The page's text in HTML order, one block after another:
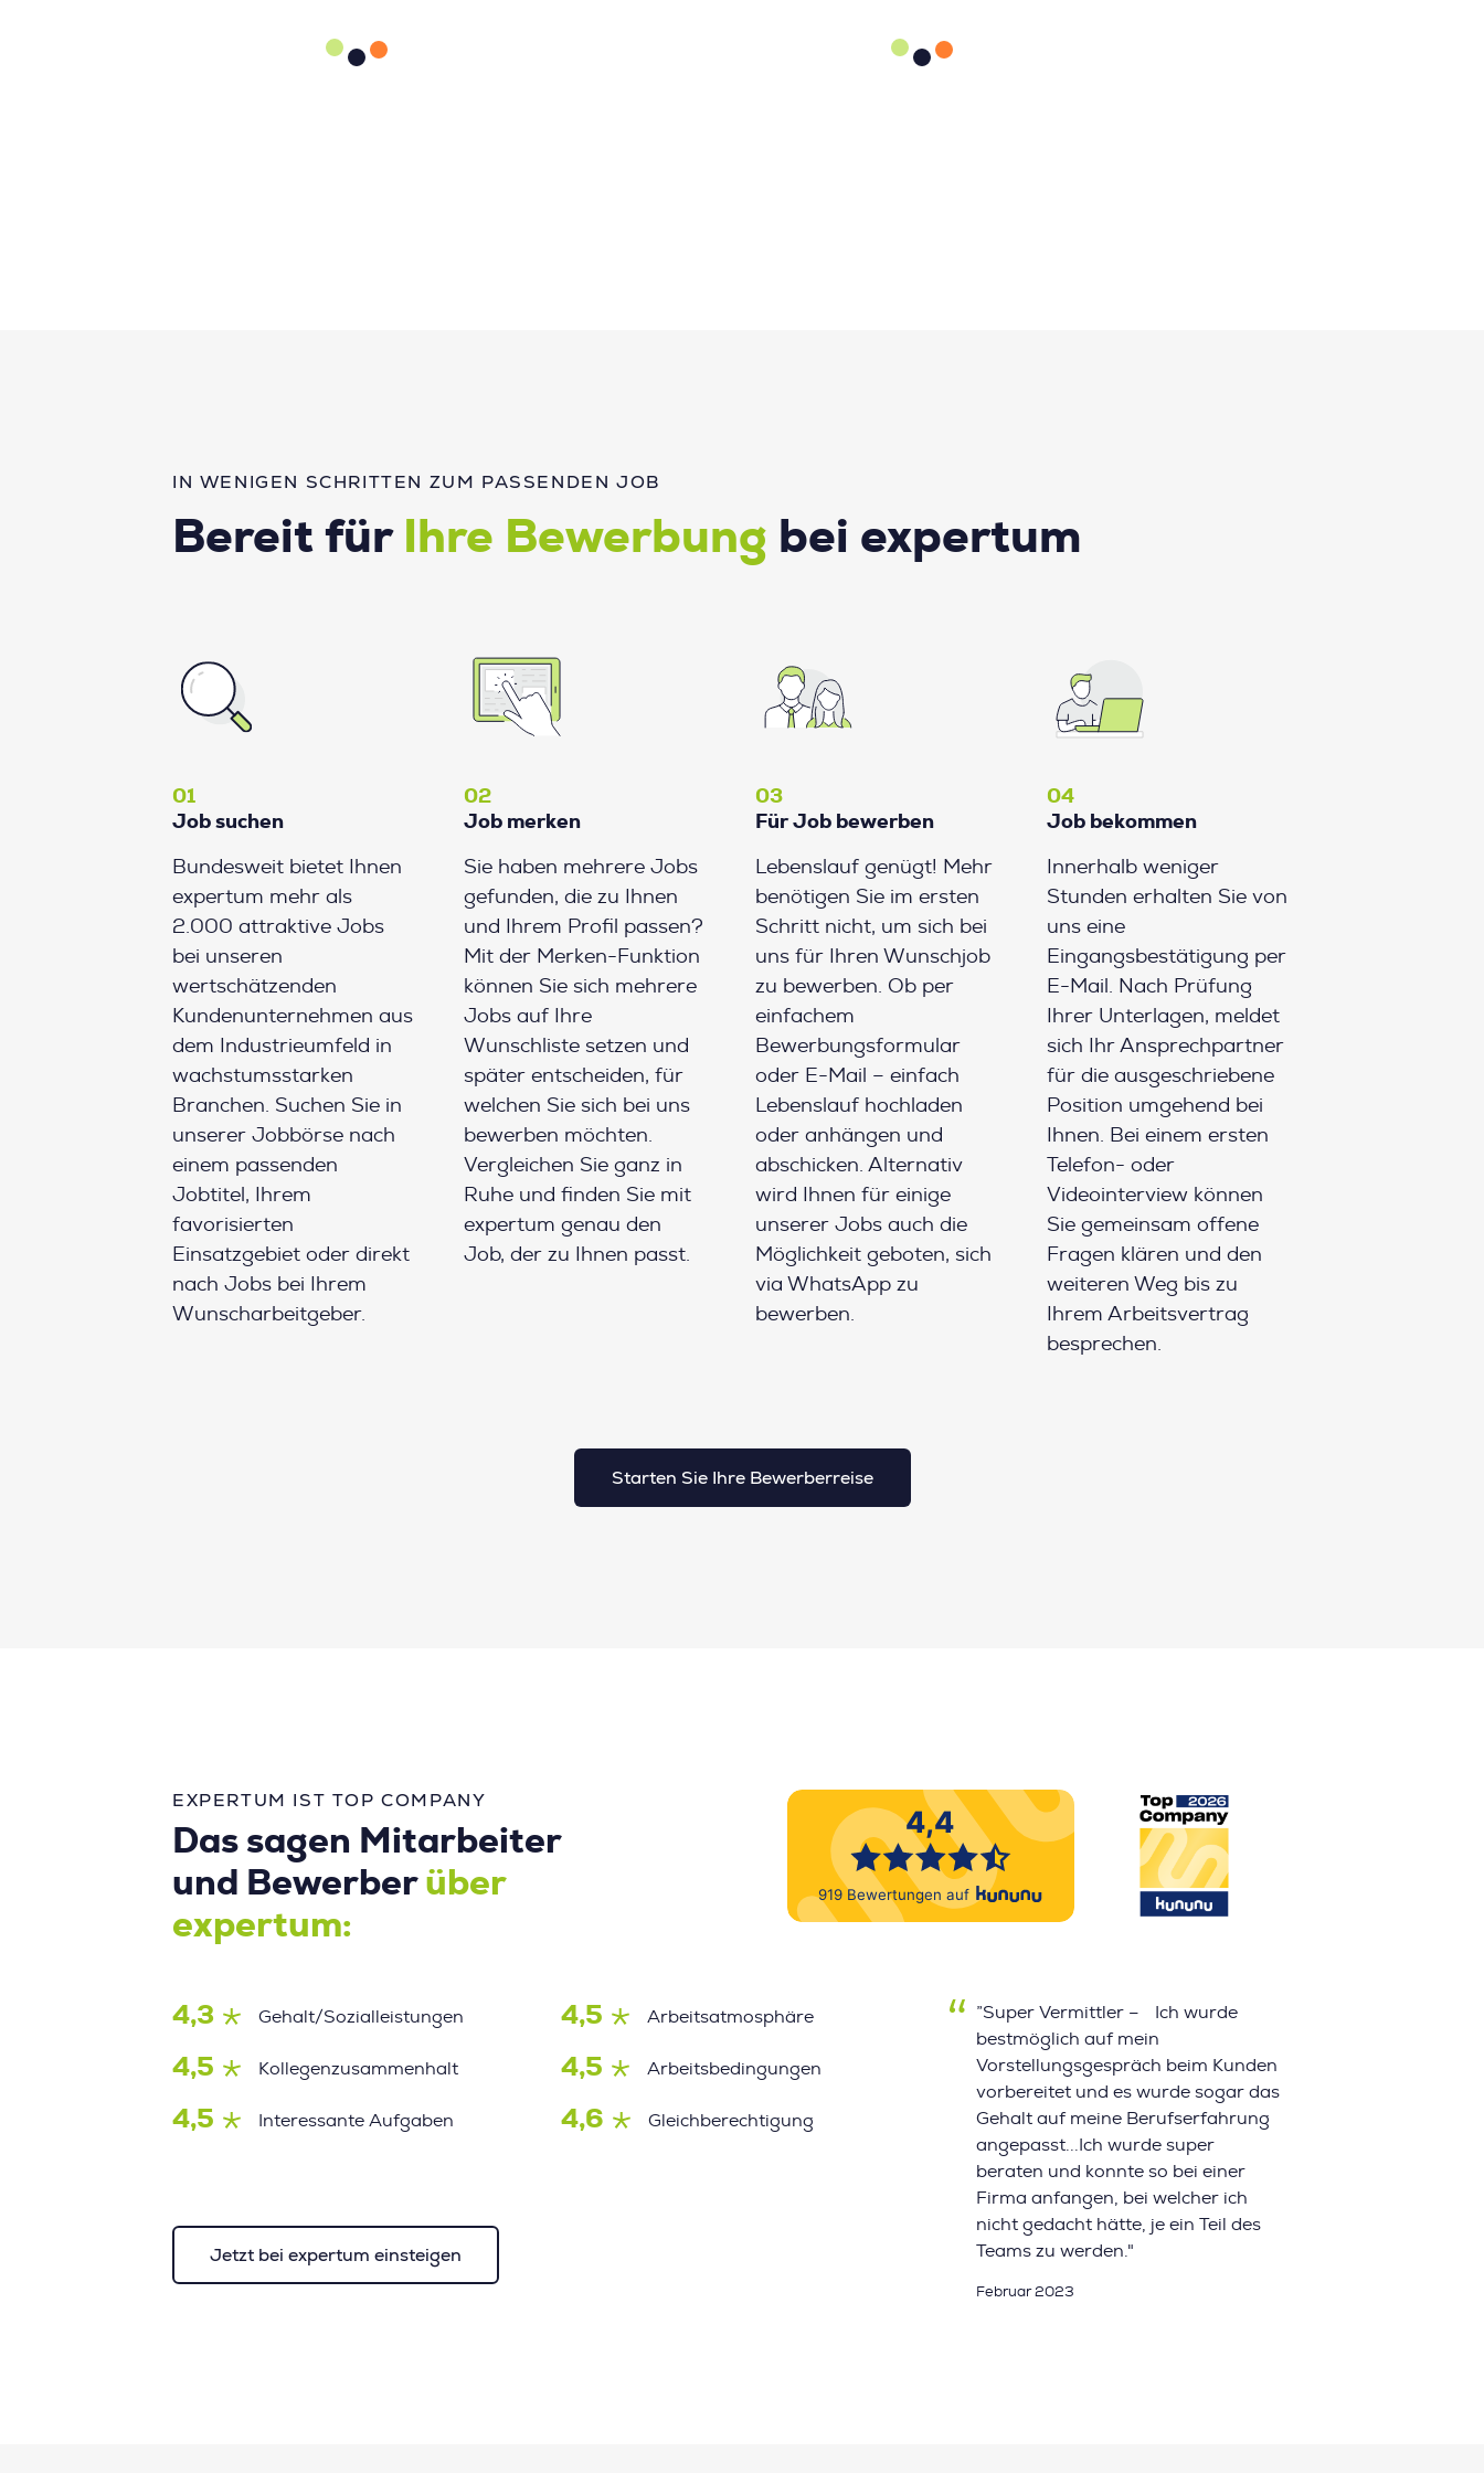
IN WENIGEN SCHRITTEN ZUM PASSENDEN JOB
Bereit für Ihre Bewerbung bei expertum
01
Job suchen
Bundesweit bietet Ihnen
expertum mehr als
2.000 attraktive Jobs
bei unseren
wertschätzenden
Kundenunternehmen aus
dem Industrieumfeld in
wachstumsstarken
Branchen. Suchen Sie in
unserer Jobbörse nach
einem passenden
Jobtitel, Ihrem
favorisierten
Einsatzgebiet oder direkt
nach Jobs bei Ihrem
Wunscharbeitgeber.
02
Job merken
Sie haben mehrere Jobs
gefunden, die zu Ihnen
und Ihrem Profil passen?
Mit der Merken-Funktion
können Sie sich mehrere
Jobs auf Ihre
Wunschliste setzen und
später entscheiden, für
welchen Sie sich bei uns
bewerben möchten.
Vergleichen Sie ganz in
Ruhe und finden Sie mit
expertum genau den
Job, der zu Ihnen passt.
03
Für Job bewerben
Lebenslauf genügt! Mehr
benötigen Sie im ersten
Schritt nicht, um sich bei
uns für Ihren Wunschjob
zu bewerben. Ob per
einfachem
Bewerbungsformular
oder E-Mail – einfach
Lebenslauf hochladen
oder anhängen und
abschicken. Alternativ
wird Ihnen für einige
unserer Jobs auch die
Möglichkeit geboten, sich
via WhatsApp zu
bewerben.
04
Job bekommen
Innerhalb weniger
Stunden erhalten Sie von
uns eine
Eingangsbestätigung per
E-Mail. Nach Prüfung
Ihrer Unterlagen, meldet
sich Ihr Ansprechpartner
für die ausgeschriebene
Position umgehend bei
Ihnen. Bei einem ersten
Telefon- oder
Videointerview können
Sie gemeinsam offene
Fragen klären und den
weiteren Weg bis zu
Ihrem Arbeitsvertrag
besprechen.
Starten Sie Ihre Bewerberreise
EXPERTUM IST TOP COMPANY
Das sagen Mitarbeiter
und Bewerber über
expertum:
4,3 Gehalt/Sozialleistungen 4,5 Arbeitsatmosphäre
4,5 Kollegenzusammenhalt 4,5 Arbeitsbedingungen
4,5 Interessante Aufgaben 4,6 Gleichberechtigung
Jetzt bei expertum einsteigen
”Super Vermittler – Ich wurde
bestmöglich auf mein
Vorstellungsgespräch beim Kunden
vorbereitet und es wurde sogar das
Gehalt auf meine Berufserfahrung
angepasst...Ich wurde super
beraten und konnte so bei einer
Firma anfangen, bei welcher ich
nicht gedacht hätte, je ein Teil des
Teams zu werden."
Februar 2023